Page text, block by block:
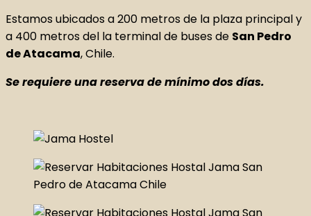
Estamos ubicados a 200 metros de la plaza principal y
a 400 metros del la terminal de buses de San Pedro
de Atacama, Chile.
Se requiere una reserva de mínimo dos días.